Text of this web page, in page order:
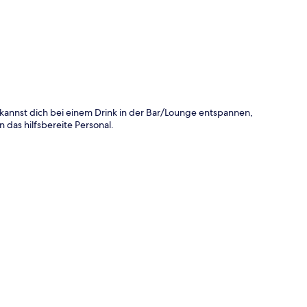
dich bei einem Drink in der Bar/Lounge entspannen,
das hilfsbereite Personal.